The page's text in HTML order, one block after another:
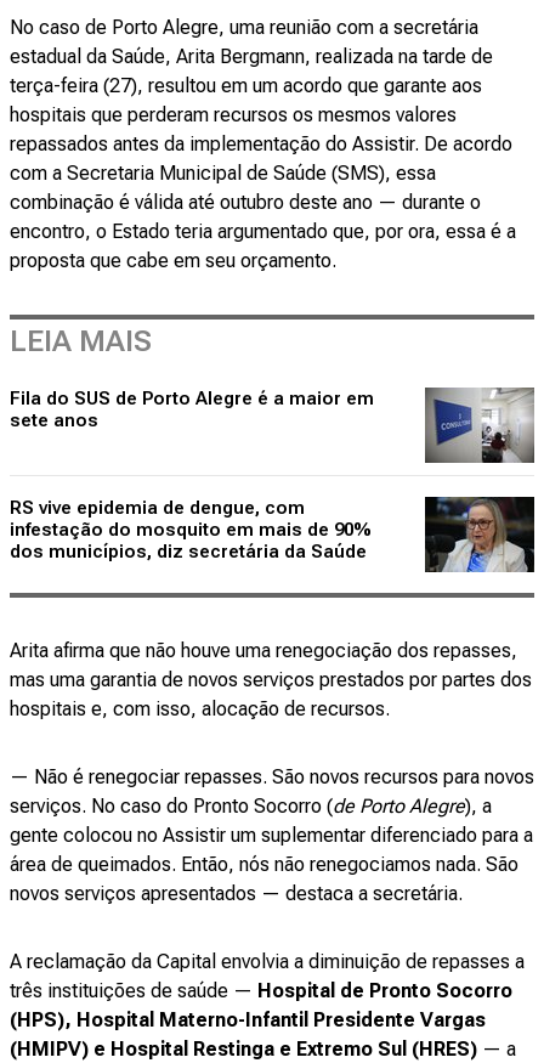
No caso de Porto Alegre, uma reunião com a secretária
estadual da Saúde, Arita Bergmann, realizada na tarde de
terça-feira (27), resultou em um acordo que garante aos
hospitais que perderam recursos os mesmos valores
repassados antes da implementação do Assistir. De acordo
com a Secretaria Municipal de Saúde (SMS), essa
combinação é válida até outubro deste ano — durante o
encontro, o Estado teria argumentado que, por ora, essa é a
proposta que cabe em seu orçamento.
LEIA MAIS
Fila do SUS de Porto Alegre é a maior em
sete anos
RS vive epidemia de dengue, com
infestação do mosquito em mais de 90%
dos municípios, diz secretária da Saúde
Arita afirma que não houve uma renegociação dos repasses,
mas uma garantia de novos serviços prestados por partes dos
hospitais e, com isso, alocação de recursos.
— Não é renegociar repasses. São novos recursos para novos
serviços. No caso do Pronto Socorro (de Porto Alegre), a
gente colocou no Assistir um suplementar diferenciado para a
área de queimados. Então, nós não renegociamos nada. São
novos serviços apresentados — destaca a secretária.
A reclamação da Capital envolvia a diminuição de repasses a
três instituições de saúde — Hospital de Pronto Socorro
(HPS), Hospital Materno-Infantil Presidente Vargas
(HMIPV) e Hospital Restinga e Extremo Sul (HRES) — a